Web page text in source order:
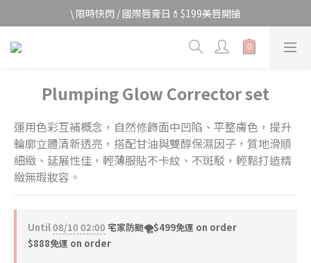
宅家防颱🌀全館$499免運費
\ 限時快閃 / 國際唇膏日💄$199美唇開搶
宅家防颱🌀全館$499免運費
Plumping Glow Corrector set
運用色彩互補概念，自然修飾面中凹陷、平整膚色，提升
輪廓立體清新透亮，搭配甘油與雙醇保濕因子，質地滑順
細緻、延展性佳，輕薄服貼不卡紋、不斑駁，輕鬆打造精
緻無瑕妝容。
Until08/10 02:00 宅家防颱🌪️$499免運 on order
$888免運 on order